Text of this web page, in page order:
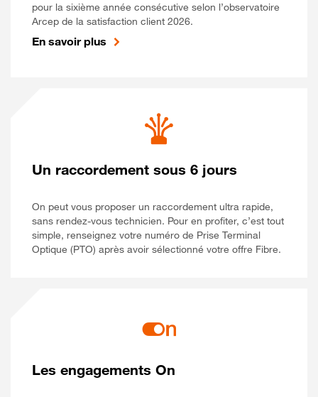
pour la sixième année consécutive selon l’observatoire
Arcep de la satisfaction client 2026.
En savoir plus
Un raccordement sous 6 jours
On peut vous proposer un raccordement ultra rapide,
sans rendez-vous technicien. Pour en profiter, c’est tout
simple, renseignez votre numéro de Prise Terminal
Optique (PTO) après avoir sélectionné votre offre Fibre.
Les engagements On